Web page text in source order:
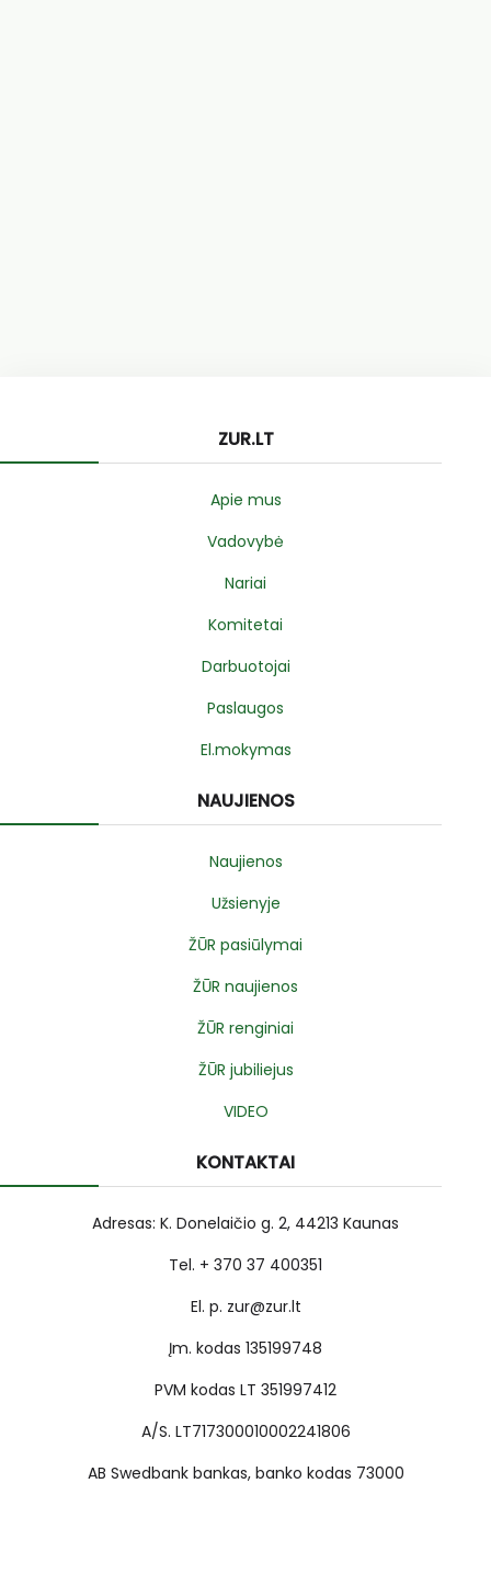
ZUR.LT
Apie mus
Vadovybė
Nariai
Komitetai
Darbuotojai
Paslaugos
El.mokymas
NAUJIENOS
Naujienos
Užsienyje
ŽŪR pasiūlymai
ŽŪR naujienos
ŽŪR renginiai
ŽŪR jubiliejus
VIDEO
KONTAKTAI
Adresas: K. Donelaičio g. 2, 44213 Kaunas
Tel. + 370 37 400351
El. p. zur@zur.lt
Įm. kodas 135199748
PVM kodas LT 351997412
A/S. LT717300010002241806
AB Swedbank bankas, banko kodas 73000